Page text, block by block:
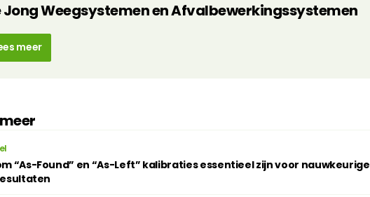
Jong Weegsystemen en Afvalbewerkingssystemen
meer
“As-Found” en “As-Left” kalibraties essentieel zijn voor nauwkeurige